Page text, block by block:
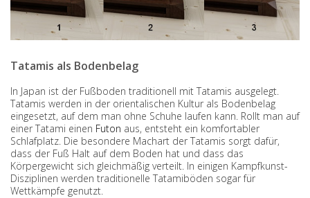
Tatamis als Bodenbelag
In Japan ist der Fußboden traditionell mit Tatamis ausgelegt.
Tatamis werden in der orientalischen Kultur als Bodenbelag
eingesetzt, auf dem man ohne Schuhe laufen kann. Rollt man auf
einer Tatami einen Futon aus, entsteht ein komfortabler
Schlafplatz. Die besondere Machart der Tatamis sorgt dafür,
dass der Fuß Halt auf dem Boden hat und dass das
Körpergewicht sich gleichmäßig verteilt. In einigen Kampfkunst-
Disziplinen werden traditionelle Tatamiböden sogar für
Wettkämpfe genutzt.